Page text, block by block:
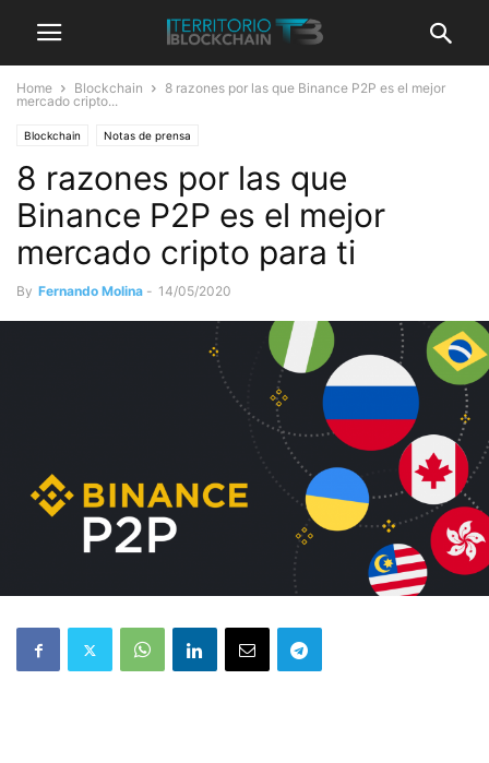
Home Blockchain
8 razones por las que Binance P2P es el mejor
mercado cripto...
Blockchain Notas de prensa
8 razones por las que
Binance P2P es el mejor
mercado cripto para ti
By Fernando Molina - 14/05/2020